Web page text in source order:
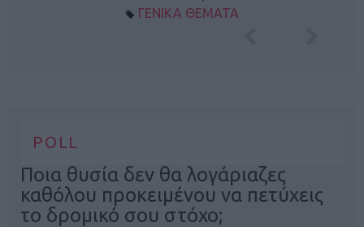
ΓΕΝΙΚΑ ΘΕΜΑΤΑ
POLL
Ποια θυσία δεν θα λογάριαζες
καθόλου προκειμένου να πετύχεις
το δρομικό σου στόχο;